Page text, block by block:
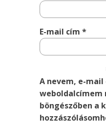
E-mail cím*
A nevem, e-mail
weboldalcímem
böngészőben a